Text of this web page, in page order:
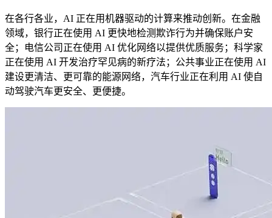
在各行各业，AI 正在用机器驱动的计算来推动创新。在金融
领域，银行正在使用 AI 更快地检测欺诈行为并确保账户安
全；电信公司正在使用 AI 优化网络以提供优质服务；科学家
正在使用 AI 开发治疗罕见病的新疗法；公共事业正在使用 AI
建设更清洁、更可靠的能源网络，汽车行业正在利用 AI 使自
动驾驶汽车更安全、更便捷。